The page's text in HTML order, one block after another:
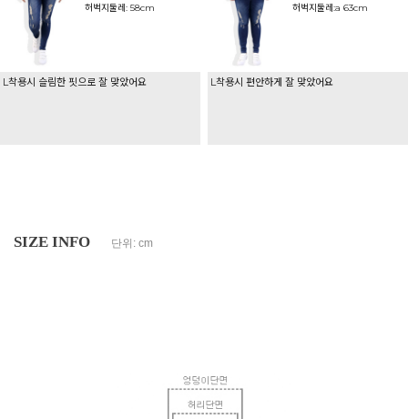
허벅지둘레: 58cm
L착용시 슬림한 핏으로 잘 맞았어요
허벅지둘레:a 63cm
L착용시 편안하게 잘 맞았어요